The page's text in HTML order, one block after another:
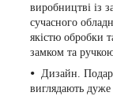
виробництві із
сучасного
якістю обробки
замком та
Дизайн.
виглядають дуже